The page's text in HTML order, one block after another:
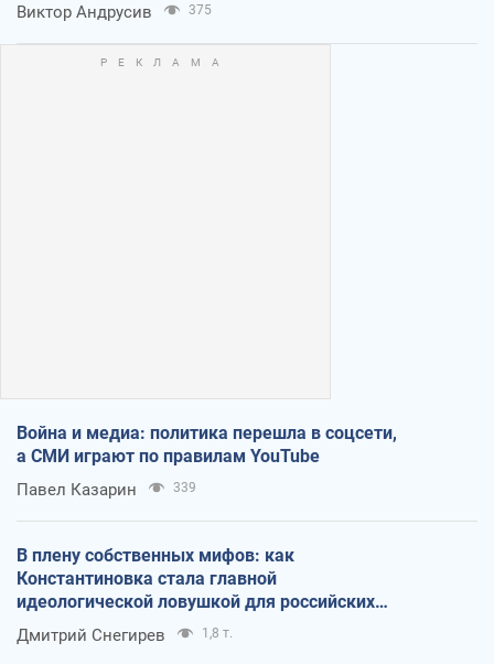
Виктор Андрусив 375
Война и медиа: политика перешла в соцсети,
а СМИ играют по правилам YouTube
Павел Казарин 339
В плену собственных мифов: как
Константиновка стала главной
идеологической ловушкой для российских
оккупантов
Дмитрий Снегирев 1,8 т.